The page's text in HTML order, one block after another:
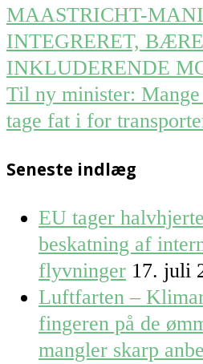
Post
navigation
MAASTRICHT-
INTEGRERET,
INKLUDERENDE
Til ny minister:
tage fat i for
Seneste indlæg
EU tager
beskatning af
flyvninger 17. juli
Luftfarten –
fingeren på de
mangler skarp